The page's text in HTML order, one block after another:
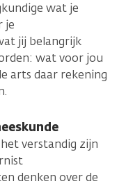
wat je
je
jij belangrijk
wat voor jou
arts daar rekening
verstandig zijn
denken over de